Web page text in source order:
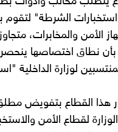
الشرطة" لتقوم
الأمن والمخابرات،
نطاق اختصاصها ينحصر
لوزارة الداخلية
هذا القطاع بتفويض
لقطاع الأمن